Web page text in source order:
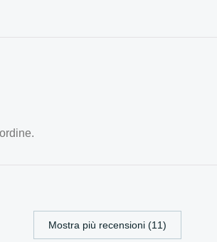
Mostra più recensioni (11)